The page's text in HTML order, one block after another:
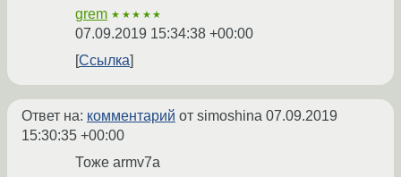
grem ★★★★★
07.09.2019 15:34:38 +00:00
Ссылка
Ответ на: комментарий от simoshina 07.09.2019
15:30:35 +00:00
Тоже armv7a